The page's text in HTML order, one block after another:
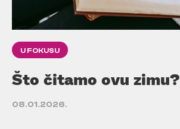
U FOKUSU
Što čitamo ovu zimu?
08.01.2026.